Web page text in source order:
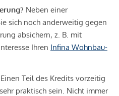
Neben einer
sich noch anderweitig gegen
absichern, z. B. mit
Ihren Infina Wohnbau-
Einen Teil des Kredits vorzeitig
praktisch sein. Nicht immer